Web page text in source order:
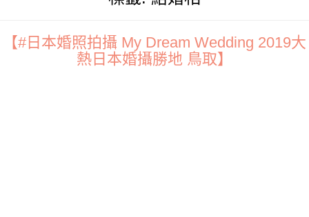
【#日本婚照拍攝 My Dream Wedding 2019大
熱日本婚攝勝地 鳥取】